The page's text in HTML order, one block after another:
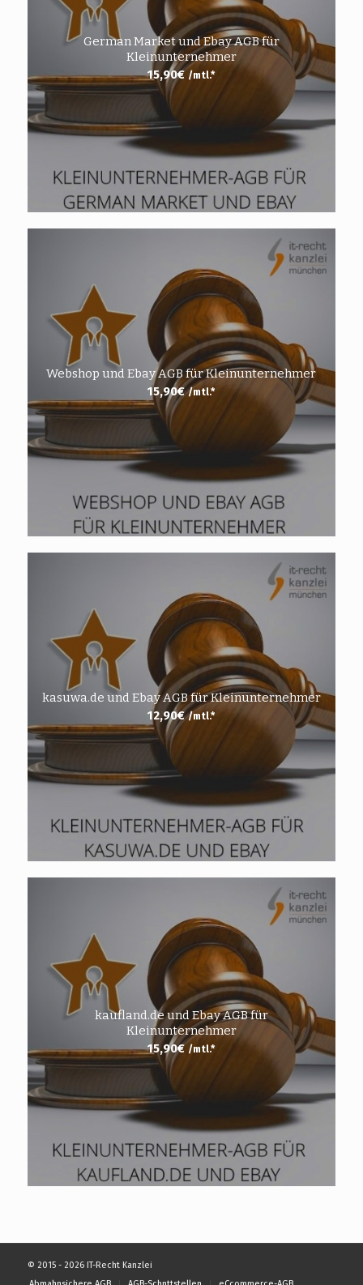
German Market und Ebay AGB für
Kleinunternehmer
15,90€ /mtl.*
Webshop und Ebay AGB für Kleinunternehmer
15,90€ /mtl.*
kasuwa.de und Ebay AGB für Kleinunternehmer
12,90€ /mtl.*
kaufland.de und Ebay AGB für
Kleinunternehmer
15,90€ /mtl.*
© 2015 - 2026 IT-Recht Kanzlei